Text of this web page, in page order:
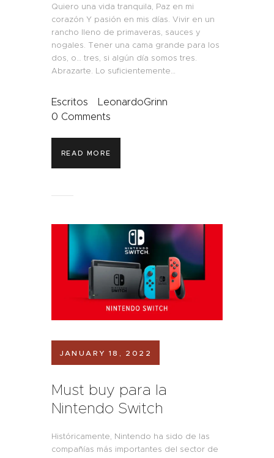
Quiero una vida tranquila, Paz en mi
corazón Y pasión en mis días. Vivir en un
rancho lleno de primaveras, sauces y
nogales. Tener una cama grande para los
dos, o… tres, si algún día somos tres.
Abrazarte. Lo suficientemente…
Escritos
LeonardoGrinn
0 Comments
READ MORE
JANUARY 18, 2022
Must buy para la
Nintendo Switch
Históricamente, Nintendo ha sido de las
compañías más importantes del sector de